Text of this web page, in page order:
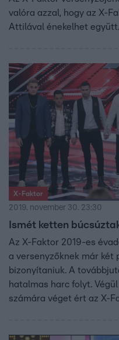
valóra azzal, hogy az X-
Attilával énekelhet együtt.
X-Faktor
2019. november 30. 23:30
Ismét ketten
Az X-Faktor 2019-es
a versenyzőknek már két
bizonyítaniuk. A
hatalmas harc folyt.
számára véget ért az X-